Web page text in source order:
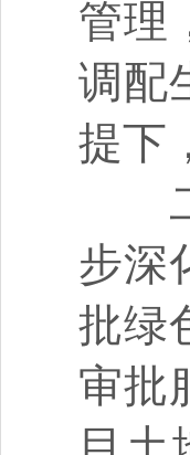
管理
调配
提下
步深
批绿
审批